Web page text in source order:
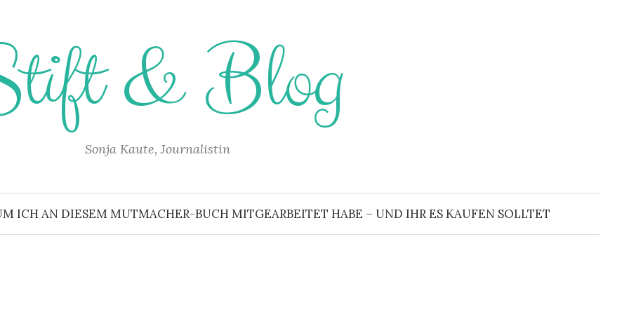
& Blog
Sonja Kaute, Journalistin
ICH AN DIESEM MUTMACHER-BUCH MITGEARBEITET HABE – UND IHR ES KAUFEN SOLLTET